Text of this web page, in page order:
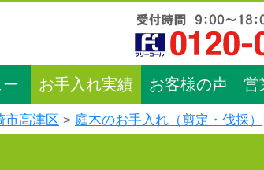
ー お手入れ実績 お客様の声 営
市高津区 庭木のお手入れ（剪定・伐採）